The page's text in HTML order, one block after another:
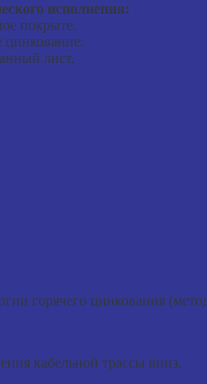
исполнения:
покрыте.
цинкование.
лист.
горячего цинкования
кабельной трассы вниз.